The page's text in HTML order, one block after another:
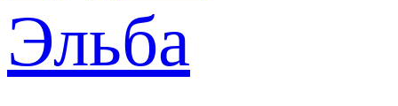
Эльба